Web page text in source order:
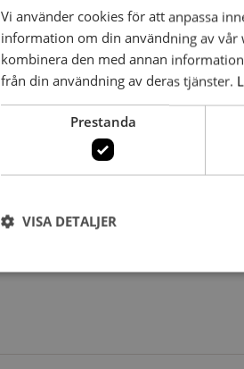
Vi använder cookies för att anpassa
information om din användning av vår
kombinera den med annan
från din användning av deras tjänster.
Prestanda
VISA DETALJER